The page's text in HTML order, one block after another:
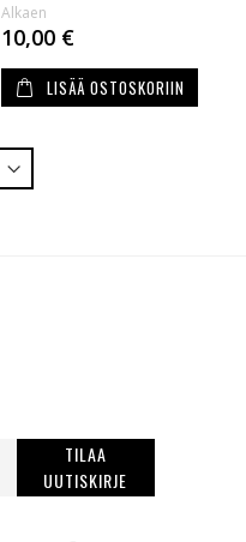
Alkaen
10,00 €
LISÄÄ OSTOSKORIIN
TILAA
UUTISKIRJE